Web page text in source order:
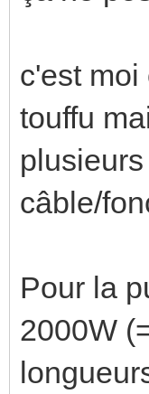
c'est moi
touffu
câble/
Pour la
2000W